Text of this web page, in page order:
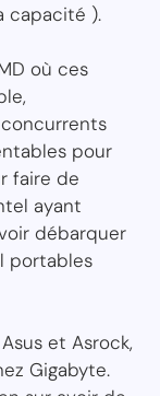
capacité ).
où ces
pour
faire de
ayant
débarquer
portables
et Asrock,
Gigabyte.